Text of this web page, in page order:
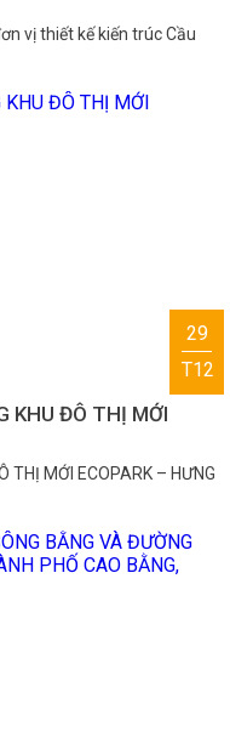
vị thiết kế kiến trúc Cầu
29
T12
KHU ĐÔ THỊ MỚI
THỊ MỚI ECOPARK – HƯNG